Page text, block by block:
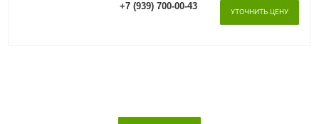
+7 (939) 700-00-43
УТОЧНИТЬ ЦЕНУ